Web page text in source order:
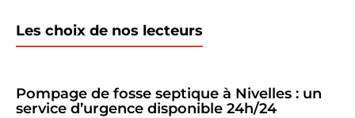
Les choix de nos lecteurs
Pompage de fosse septique à Nivelles : un
service d’urgence disponible 24h/24